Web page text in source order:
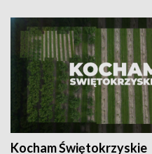
Kocham Świętokrzyskie